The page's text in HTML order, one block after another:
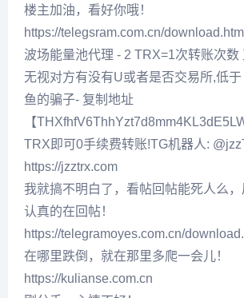
楼主加油，看好你哦！
https://telegsram.com.cn/download.html
波场能量池代理 - 2 TRX=1次转账次数
无视对方有没有U或者是否交易所,低
鱼的骗子- 复制地址
【
TRX即可0手续费转账!TG机器人:
https://jzztrx.com
我就搞不明白了，看帖回帖能死人么
认真的在回帖！
https://telegramoyes.com.cn/
在哪里跌倒，就在那里多爬一会儿！
https://kulianse.com.cn